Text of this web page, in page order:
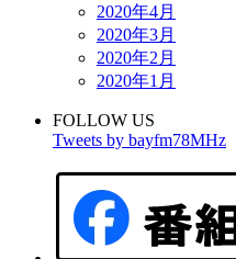
2020年4月
2020年3月
2020年2月
2020年1月
FOLLOW US
Tweets by bayfm78MHz